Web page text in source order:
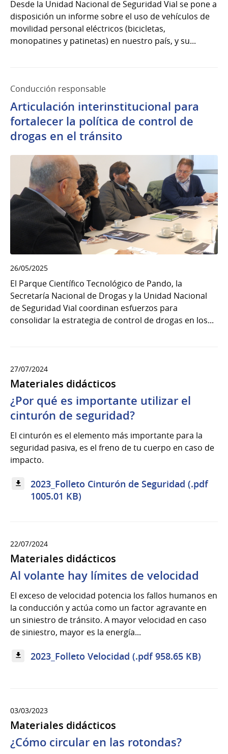
Desde la Unidad Nacional de Seguridad Vial se pone a
disposición un informe sobre el uso de vehículos de
movilidad personal eléctricos (bicicletas,
monopatines y patinetas) en nuestro país, y su...
Conducción responsable
Articulación interinstitucional para
fortalecer la política de control de
drogas en el tránsito
26/05/2025
El Parque Científico Tecnológico de Pando, la
Secretaría Nacional de Drogas y la Unidad Nacional
de Seguridad Vial coordinan esfuerzos para
consolidar la estrategia de control de drogas en los...
27/07/2024
Materiales didácticos
¿Por qué es importante utilizar el
cinturón de seguridad?
El cinturón es el elemento más importante para la
seguridad pasiva, es el freno de tu cuerpo en caso de
impacto.
2023_Folleto Cinturón de Seguridad (.pdf
1005.01 KB)
22/07/2024
Materiales didácticos
Al volante hay límites de velocidad
El exceso de velocidad potencia los fallos humanos en
la conducción y actúa como un factor agravante en
un siniestro de tránsito. A mayor velocidad en caso
de siniestro, mayor es la energía...
2023_Folleto Velocidad (.pdf 958.65 KB)
03/03/2023
Materiales didácticos
¿Cómo circular en las rotondas?